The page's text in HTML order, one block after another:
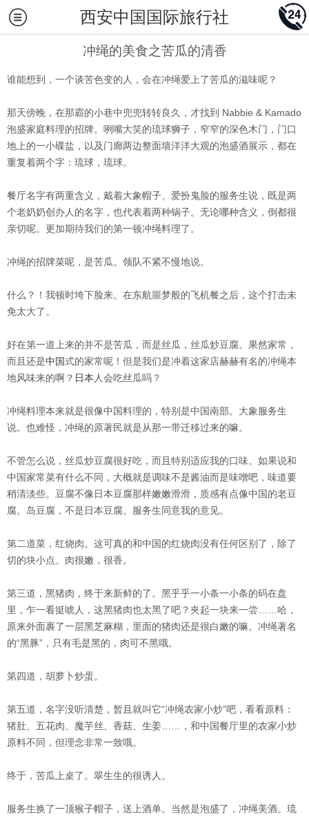
西安中国国际旅行社
冲绳的美食之苦瓜的清香
谁能想到，一个谈苦色变的人，会在冲绳爱上了苦瓜的滋味呢？
那天傍晚，在那霸的小巷中兜兜转转良久，才找到 Nabbie & Kamado
泡盛家庭料理的招牌。咧嘴大笑的琉球狮子，窄窄的深色木门，门口
地上的一小碟盐，以及门廊两边整面墙洋洋大观的泡盛酒展示，都在
重复着两个字：琉球，琉球。
餐厅名字有两重含义，戴着大象帽子、爱扮鬼脸的服务生说，既是两
个老奶奶创办人的名字，也代表着两种锅子。无论哪种含义，倒都很
亲切呢。更加期待我们的第一顿冲绳料理了。
冲绳的招牌菜呢，是苦瓜。领队不紧不慢地说。
什么？！我顿时垮下脸来。在东航噩梦般的飞机餐之后，这个打击未
免太大了。
好在第一道上来的并不是苦瓜，而是丝瓜，丝瓜炒豆腐。果然家常，
而且还是中国式的家常呢！但是我们是冲着这家店赫赫有名的冲绳本
地风味来的啊？ 日本 人会吃丝瓜吗？
冲绳料理本来就是很像中国料理的，特别是中国南部。大象服务生
说。也难怪，冲绳的原著民就是从那一带迁移过来的嘛。
不管怎么说，丝瓜炒豆腐很好吃，而且特别适应我的口味。如果说和
中国家常菜有什么不同，大概就是调味不是酱油而是味噌吧，味道要
稍清淡些。豆腐不像日本豆腐那样嫩嫩滑滑，质感有点像中国的老豆
腐。岛豆腐，不是日本豆腐。服务生同意我的意见。
第二道菜，红烧肉。这可真的和中国的红烧肉没有任何区别了，除了
切的块小点。肉很嫩，很香。
第三道，黑猪肉，终于来新鲜的了。黑乎乎一小条一小条的码在盘
里，乍一看挺唬人，这黑猪肉也太黑了吧？夹起一块来一尝……哈，
原来外面裹了一层黑芝麻糊，里面的猪肉还是很白嫩的嘛。冲绳著名
的“黑豚”，只有毛是黑的，肉可不黑哦。
第四道，胡萝卜炒蛋。
第五道，名字没听清楚，暂且就叫它“冲绳农家小炒”吧，看看原料：
猪肚、五花肉、魔芋丝、香菇、生姜……，和中国餐厅里的农家小炒
原料不同，但理念非常一致哦。
终于，苦瓜上桌了。翠生生的很诱人。
服务生换了一顶猴子帽子，送上酒单。当然是泡盛了，冲绳美酒。琉